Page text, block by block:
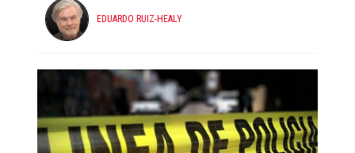
EDUARDO RUIZ-HEALY